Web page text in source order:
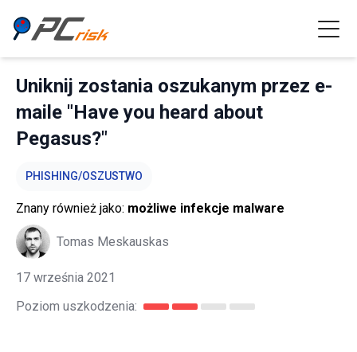
Uniknij zostania oszukanym przez e-
maile "Have you heard about
Pegasus?"
PHISHING/OSZUSTWO
Znany również jako: możliwe infekcje malware
Tomas Meskauskas
17 września 2021
Poziom uszkodzenia: